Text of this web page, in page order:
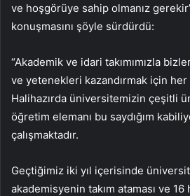
ve hoşgörüye sahip olmanız
konuşmasını şöyle sürdürdü:
“Akademik ve idari takımımızla
ve yetenekleri kazandırmak için
Halihazırda üniversitemizin çeşitli
öğretim elemanı bu saydığım
çalışmaktadır.
Geçtiğimiz iki yıl içerisinde
akademisyenin takım ataması ve 16